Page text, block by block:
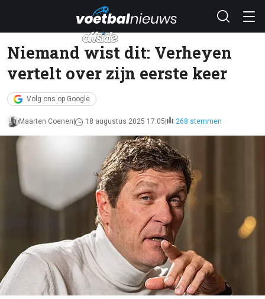
Niemand wist dit: Verheyen
vertelt over zijn eerste keer
Volg ons op Google
Maarten Coenen 18 augustus 2025 17:05 268 stemmen